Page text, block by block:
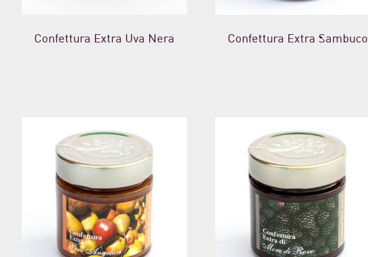
Confettura Extra Uva Nera Confettura Extra Sambuco